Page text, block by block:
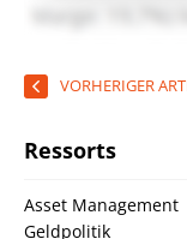
VORHERIGER
Ressorts
Asset Management
Geldpolitik